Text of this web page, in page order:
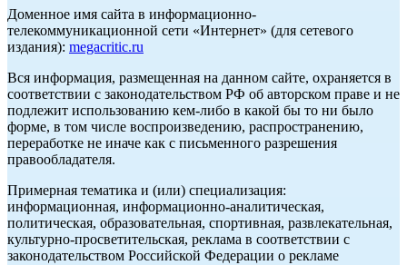
Доменное имя сайта в информационно-
телекоммуникационной сети «Интернет» (для сетевого
издания): megacritic.ru
Вся информация, размещенная на данном сайте, охраняется в
соответствии с законодательством РФ об авторском праве и не
подлежит использованию кем-либо в какой бы то ни было
форме, в том числе воспроизведению, распространению,
переработке не иначе как с письменного разрешения
правообладателя.
Примерная тематика и (или) специализация:
информационная, информационно-аналитическая,
политическая, образовательная, спортивная, развлекательная,
культурно-просветительская, реклама в соответствии с
законодательством Российской Федерации о рекламе